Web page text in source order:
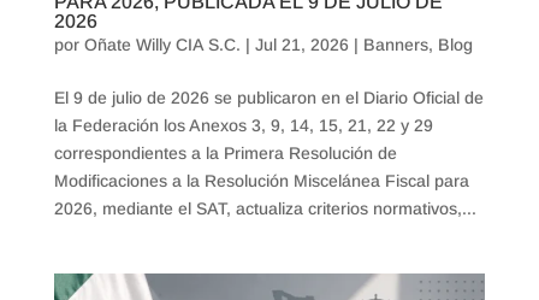
2026
por Oñate Willy CIA S.C. | Jul 21, 2026 | Banners, Blog
El 9 de julio de 2026 se publicaron en el Diario Oficial de
la Federación los Anexos 3, 9, 14, 15, 21, 22 y 29
correspondientes a la Primera Resolución de
Modificaciones a la Resolución Miscelánea Fiscal para
2026, mediante el SAT, actualiza criterios normativos,...